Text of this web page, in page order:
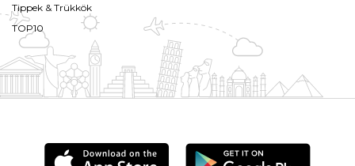
Tippek & Trükkök
TOP10